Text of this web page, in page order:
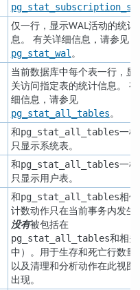
仅一行，显示WAL活动的统计
息。 有关详细信息，请参见
pg_stat_wal 。
当前数据库中每个表一行，显
关访问指定表的统计信息。
细信息，请参见
pg_stat_all_tables。
和pg_stat_all_tables一
只显示系统表。
和pg_stat_all_tables一
只显示用户表。
和pg_stat_all_tables相
计数动作只在当前事务内发生
没有被包括在
pg_stat_all_tables和相
中）。用于生存和死亡行数量
以及清理和分析动作在此视图
出现。